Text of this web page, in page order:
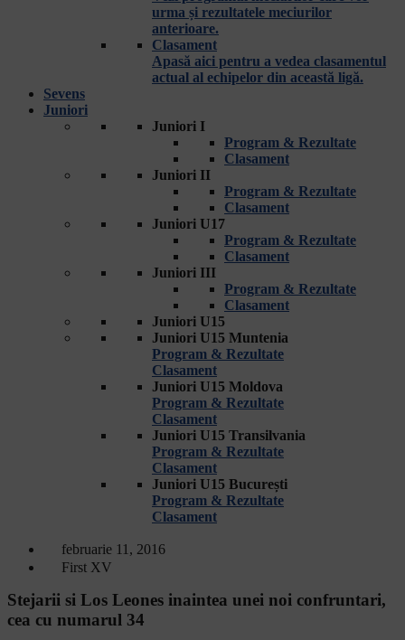
urma și rezultatele meciurilor
anterioare.
Clasament
Apasă aici pentru a vedea clasamentul
actual al echipelor din această ligă.
Sevens
Juniori
Juniori I
Program & Rezultate
Clasament
Juniori II
Program & Rezultate
Clasament
Juniori U17
Program & Rezultate
Clasament
Juniori III
Program & Rezultate
Clasament
Juniori U15
Juniori U15 Muntenia
Program & Rezultate
Clasament
Juniori U15 Moldova
Program & Rezultate
Clasament
Juniori U15 Transilvania
Program & Rezultate
Clasament
Juniori U15 București
Program & Rezultate
Clasament
februarie 11, 2016
First XV
Stejarii si Los Leones inaintea unei noi confruntari,
cea cu numarul 34